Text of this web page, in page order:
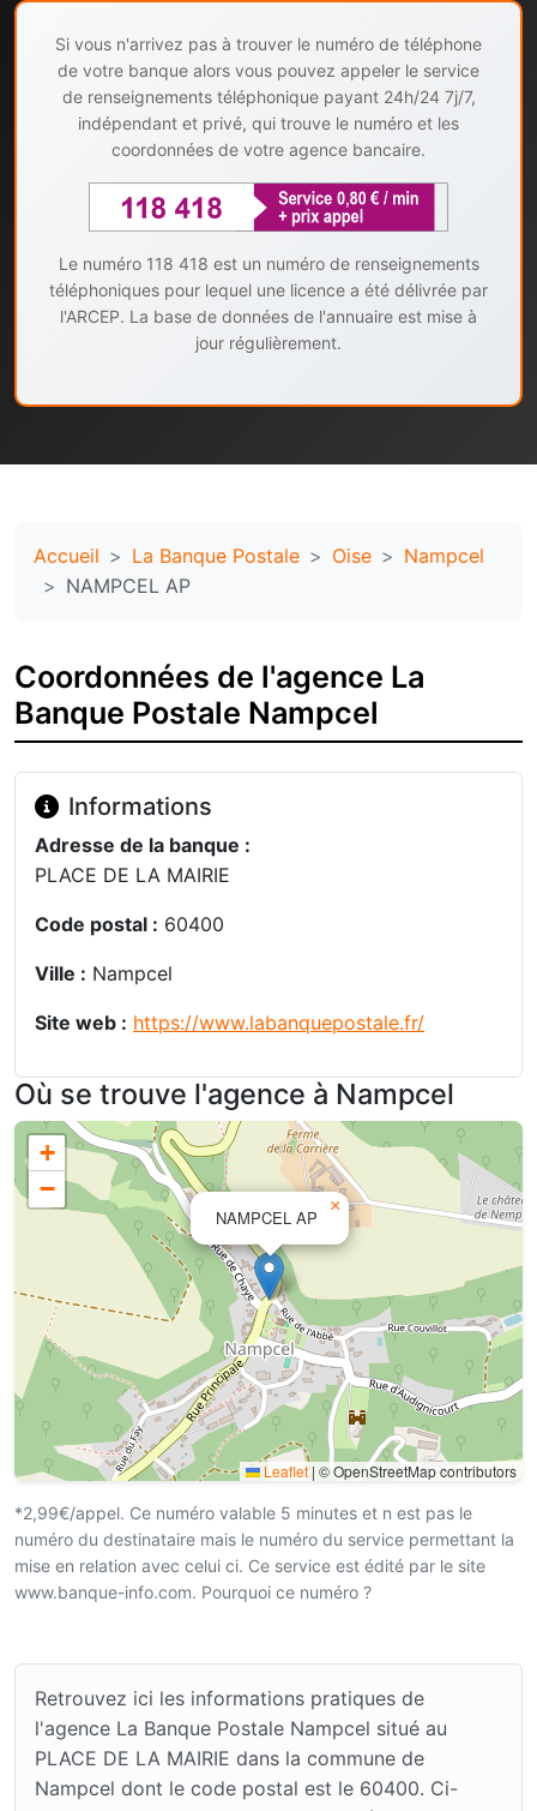
Si vous n'arrivez pas à trouver le numéro de téléphone
de votre banque alors vous pouvez appeler le service
de renseignements téléphonique payant 24h/24 7j/7,
indépendant et privé, qui trouve le numéro et les
coordonnées de votre agence bancaire.
Le numéro 118 418 est un numéro de renseignements
téléphoniques pour lequel une licence a été délivrée par
l'ARCEP. La base de données de l'annuaire est mise à
jour régulièrement.
Accueil La Banque Postale Oise
Nampcel
NAMPCEL AP
Coordonnées de l'agence La
Banque Postale Nampcel
Informations
Adresse de la banque :
PLACE DE LA MAIRIE
Code postal : 60400
Ville : Nampcel
Site web : https://www.labanquepostale.fr/
Où se trouve l'agence à Nampcel
NAMPCEL AP
×
+
−
Leaflet| © OpenStreetMap contributors
*2,99€/appel. Ce numéro valable 5 minutes et n est pas le
numéro du destinataire mais le numéro du service permettant la
mise en relation avec celui ci. Ce service est édité par le site
www.banque-info.com. Pourquoi ce numéro ?
Retrouvez ici les informations pratiques de
l'agence La Banque Postale Nampcel situé au
PLACE DE LA MAIRIE dans la commune de
Nampcel dont le code postal est le 60400. Ci-